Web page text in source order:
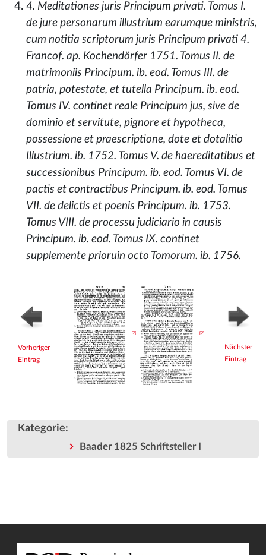
4. Meditationes juris Principum privati. Tomus I.
de jure personarum illustrium earumque ministris,
cum notitia scriptorum juris Principum privati 4.
Francof. ap. Kochendörfer 1751. Tomus II. de
matrimoniis Principum. ib. eod. Tomus III. de
patria, potestate, et tutella Principum. ib. eod.
Tomus IV. continet reale Principum jus, sive de
dominio et servitute, pignore et hypotheca,
possessione et praescriptione, dote et dotalitio
Illustrium. ib. 1752. Tomus V. de haereditatibus et
successionibus Principum. ib. eod. Tomus VI. de
pactis et contractibus Principum. ib. eod. Tomus
VII. de delictis et poenis Principum. ib. 1753.
Tomus VIII. de processu judiciario in causis
Principum. ib. eod. Tomus IX. continet
supplemente prioruin octo Tomorum. ib. 1756.
Vorheriger
Eintrag
Nächster
Eintrag
Kategorie:
Baader 1825 Schriftsteller I